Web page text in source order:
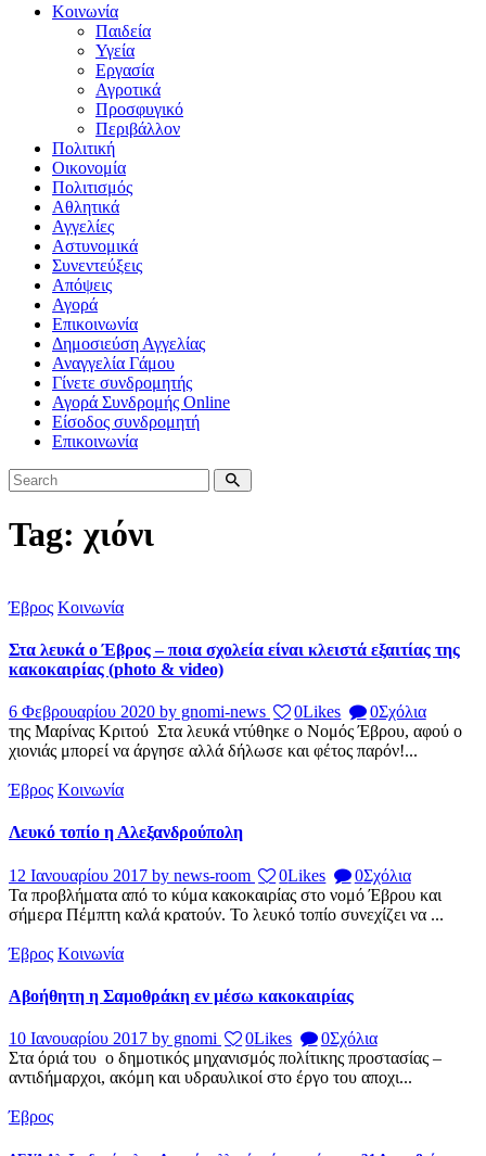
Κοινωνία
Παιδεία
Υγεία
Εργασία
Αγροτικά
Προσφυγικό
Περιβάλλον
Πολιτική
Οικονομία
Πολιτισμός
Αθλητικά
Αγγελίες
Αστυνομικά
Συνεντεύξεις
Απόψεις
Αγορά
Επικοινωνία
Δημοσιεύση Αγγελίας
Αναγγελία Γάμου
Γίνετε συνδρομητής
Αγορά Συνδρομής Online
Είσοδος συνδρομητή
Επικοινωνία
Tag: χιόνι
Έβρος Κοινωνία
Στα λευκά ο Έβρος – ποια σχολεία είναι κλειστά εξαιτίας της
κακοκαιρίας (photo & video)
6 Φεβρουαρίου 2020 by gnomi-news 0Likes 0Σχόλια
της Μαρίνας Κριτού Στα λευκά ντύθηκε ο Νομός Έβρου, αφού ο
χιονιάς μπορεί να άργησε αλλά δήλωσε και φέτος παρόν!...
Έβρος Κοινωνία
Λευκό τοπίο η Αλεξανδρούπολη
12 Ιανουαρίου 2017 by news-room 0Likes 0Σχόλια
Τα προβλήματα από το κύμα κακοκαιρίας στο νομό Έβρου και
σήμερα Πέμπτη καλά κρατούν. Το λευκό τοπίο συνεχίζει να ...
Έβρος Κοινωνία
Αβοήθητη η Σαμοθράκη εν μέσω κακοκαιρίας
10 Ιανουαρίου 2017 by gnomi 0Likes 0Σχόλια
Στα όριά του ο δημοτικός μηχανισμός πολίτικης προστασίας –
αντιδήμαρχοι, ακόμη και υδραυλικοί στο έργο του αποχι...
Έβρος